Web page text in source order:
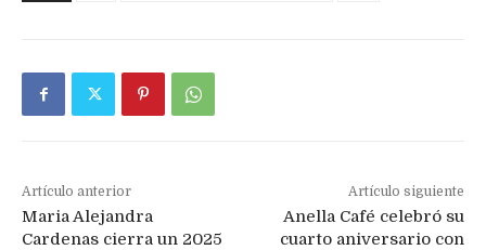
Artículo anterior
Maria Alejandra
Cardenas cierra un 2025
Artículo siguiente
Anella Café celebró su
cuarto aniversario con